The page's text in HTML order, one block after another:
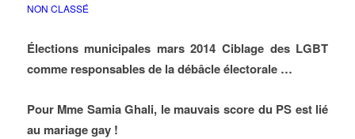
NON CLASSÉ
Élections municipales mars 2014 Ciblage des LGBT
comme responsables de la débâcle électorale …
Pour Mme Samia Ghali, le mauvais score du PS est lié
au mariage gay !